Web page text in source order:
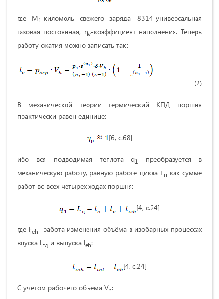
где М1-киломоль свежего заряда, 8314-универсальная
газовая постоянная, ηv-коэффициент наполнения. Теперь
работу сжатия можно записать так:
(2)
В механической теории термический КПД поршня
практически равен единице:
[6, с.68]
ибо вся подводимая теплота q1
преобразуется в
механическую работу, равную работе цикла L ц как сумме
работ во всех четырех ходах поршня:
[4, с.24]
где lieh- работа изменения объёма в изобарных процессах
впуска liтд и выпуска leh:
[4, с.24]
С учетом рабочего объёма Vh: